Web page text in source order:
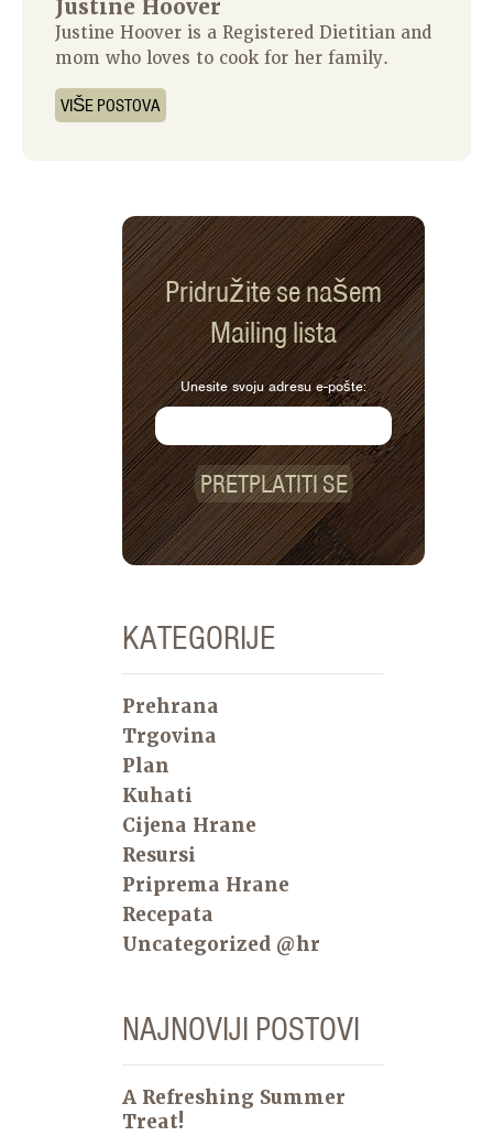
Justine Hoover
Justine Hoover is a Registered Dietitian and
mom who loves to cook for her family.
VIŠE POSTOVA
Pridružite se našem
Mailing lista
Unesite svoju adresu e-pošte:
PRETPLATITI SE
KATEGORIJE
Prehrana
Trgovina
Plan
Kuhati
Cijena Hrane
Resursi
Priprema Hrane
Recepata
Uncategorized @hr
NAJNOVIJI POSTOVI
A Refreshing Summer
Treat!